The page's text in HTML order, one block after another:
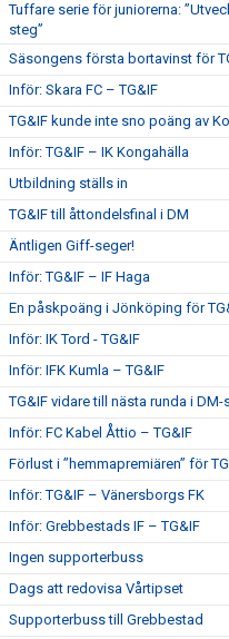
Tuffare serie för juniorerna:
steg”
Säsongens första bortavinst för
Inför: Skara FC – TG&IF
TG&IF kunde inte sno poäng av
Inför: TG&IF – IK Kongahälla
Utbildning ställs in
TG&IF till åttondelsfinal i DM
Äntligen Giff-seger!
Inför: TG&IF – IF Haga
En påskpoäng i Jönköping för
Inför: IK Tord - TG&IF
Inför: IFK Kumla – TG&IF
TG&IF vidare till nästa runda i
Inför: FC Kabel Åttio – TG&IF
Förlust i ”hemmapremiären” för
Inför: TG&IF – Vänersborgs FK
Inför: Grebbestads IF – TG&IF
Ingen supporterbuss
Dags att redovisa Vårtipset
Supporterbuss till Grebbestad